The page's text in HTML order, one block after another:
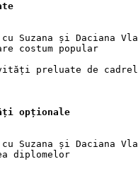
Suzana și Daciana
costum popular
preluate de
opționale
Suzana și Daciana
diplomelor